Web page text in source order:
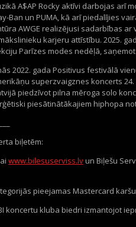
A$AP Rocky aktīvi darbojas arī
Ban un PUMA, kā arī piedalījies
AWGE realizējusi sadarbības
karjeru attīstību. 2025.
Parīzes modes nedēļā,
2022. gada Positivus festivālā
superzvaigznes koncerts
piedzīvot pilna mēroga solo
piesātinātākajiem hiphopa
biļetēm:
www.bilesuserviss.lvun Biļešu
pieejamas Mastercard
koncertu kluba biedri izmantojot